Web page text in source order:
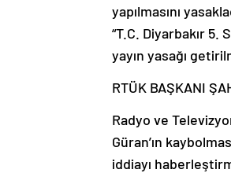
yapılmasını
“T.C. Diyarbakır 5.
yayın yasağı
RTÜK BAŞKANI
Radyo ve
Güran’ın
iddiayı